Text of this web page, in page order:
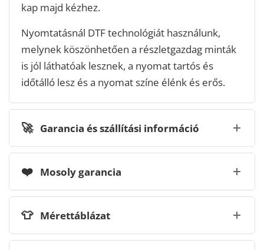
kap majd kézhez.
Nyomtatásnál DTF technológiát használunk,
melynek köszönhetően a részletgazdag minták
is jól láthatóak lesznek, a nyomat tartós és
időtálló lesz és a nyomat színe élénk és erős.
🚀 Garancia és szállítási információ
❤️ Mosoly garancia
👕 Mérettáblázat